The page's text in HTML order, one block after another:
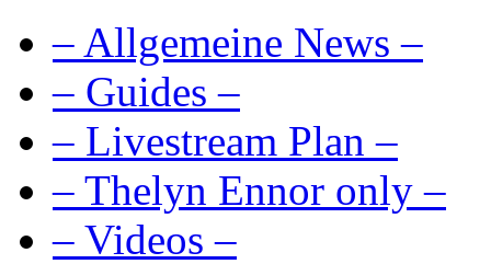
– Allgemeine News –
– Guides –
– Livestream Plan –
– Thelyn Ennor only –
– Videos –